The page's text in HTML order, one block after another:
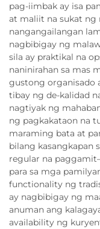
pag-iimbak ay isa
at maliit na sukat ng
nangangailangan
nagbibigay ng
sila ay praktikal na
naninirahan sa mas
gustong organisado
tibay ng de-kalidad
nagtiyak ng
ng pagkakataon na
maraming bata at
bilang kasangkapan
regular na
para sa mga
functionality ng
ay nagbibigay ng
anuman ang
availability ng